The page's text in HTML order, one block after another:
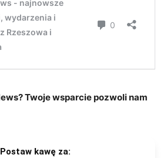
Twoje wsparcie pozwoli nam
Postaw kawę za: